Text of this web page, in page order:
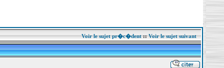
Voir le sujet pr�c�dent::Voir le sujet suivant